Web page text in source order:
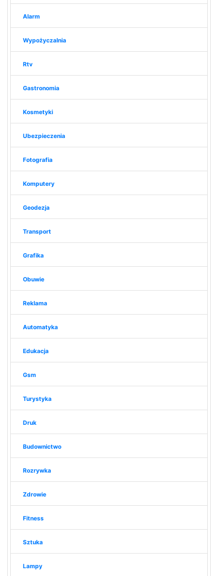
Alarm
Wypożyczalnia
Rtv
Gastronomia
Kosmetyki
Ubezpieczenia
Fotografia
Komputery
Geodezja
Transport
Grafika
Obuwie
Reklama
Automatyka
Edukacja
Gsm
Turystyka
Druk
Budownictwo
Rozrywka
Zdrowie
Fitness
Sztuka
Lampy